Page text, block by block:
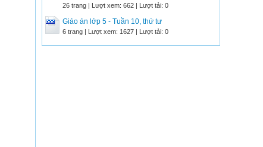
26 trang | Lượt xem: 662 | Lượt tải: 0
Giáo án lớp 5 - Tuần 10, thứ tư
6 trang | Lượt xem: 1627 | Lượt tải: 0